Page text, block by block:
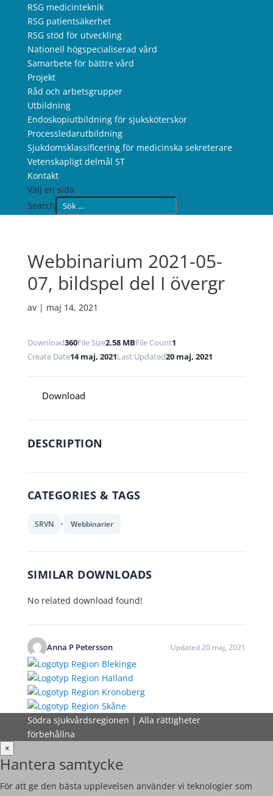
RSG medicinteknik
RSG patientsäkerhet
RSG stöd för utveckling
Nationell högspecialiserad vård
Samarbete för bättre vård
Projekt
Råd och arbetsgrupper
Utbildning
Endoskopiutbildning för sjuksköterskor
Processledarutbildning
Sjukdomsklassificering för medicinska sekreterare
Vetenskapligt delmål ST
Kontakt
Välj en sida
Search
Webbinarium 2021-05-
07, bildspel del I övergr
av | maj 14, 2021
Download360File Size2.58 MBFile Count1
Create Date14 maj, 2021Last Updated20 maj, 2021
Download
DESCRIPTION
CATEGORIES & TAGS
SRVN , Webbinarier
SIMILAR DOWNLOADS
No related download found!
Anna P Petersson Updated 20 maj, 2021
Södra sjukvårdsregionen | Alla rättigheter
förbehållna
×
Hantera samtycke
För att ge den bästa upplevelsen använder vi teknologier som